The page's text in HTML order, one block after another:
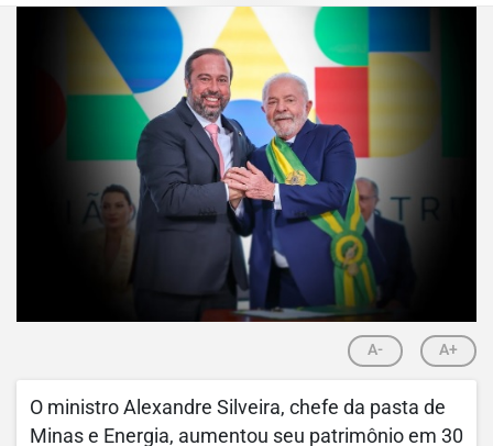
A- A+
O ministro Alexandre Silveira, chefe da pasta de
Minas e Energia, aumentou seu patrimônio em 30